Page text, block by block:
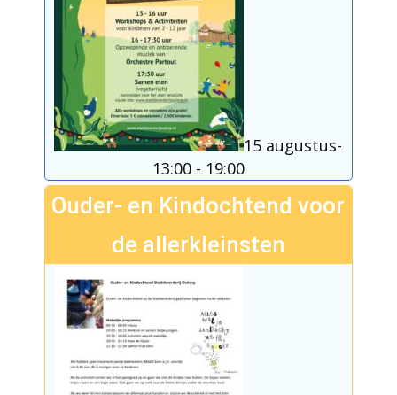
15 augustus-
13:00- 19:00
Ouder- en Kindochtend voor
de allerkleinsten